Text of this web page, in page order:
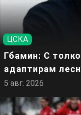
ЦСКА
Гбамин: С
адаптирам
5 авг. 2026